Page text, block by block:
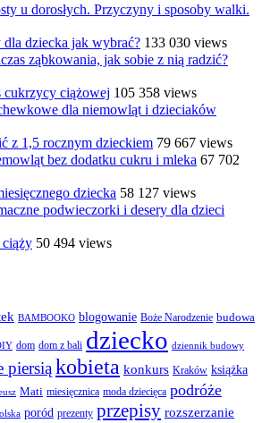
u dorosłych. Przyczyny i sposoby walki.
dla dziecka jak wybrać? 133 030 views
ząbkowania, jak sobie z nią radzić?
cukrzycy ciążowej 105 358 views
dla niemowląt i dzieciaków
z 1,5 rocznym dzieckiem 79 667 views
bez dodatku cukru i mleka 67 702
dziecka 58 127 views
podwieczorki i desery dla dzieci
50 494 views
BAMBOOKO blogowanie Boże Narodzenie budowa
dom dom z bali dziecko dziennik budowy
piersiąkobieta konkurs Kraków książka
Mati miesięcznica moda dziecięca podróże
poród prezenty przepisy rozszerzanie